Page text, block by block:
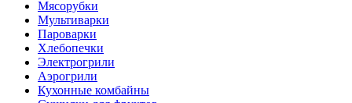
Мясорубки
Мультиварки
Пароварки
Хлебопечки
Электрогрили
Аэрогрили
Кухонные комбайны